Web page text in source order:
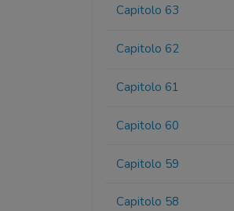
Capitolo 63
Capitolo 62
Capitolo 61
Capitolo 60
Capitolo 59
Capitolo 58